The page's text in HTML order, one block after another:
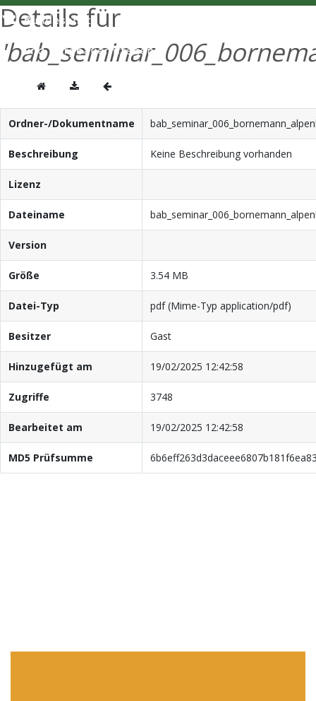
Details für
Ordner-/Dokumentname
Beschreibung Keine Beschreibung vorhanden
Lizenz
Dateiname
Version
Größe 3.54 MB
Datei-Typ pdf (Mime-Typ application/pdf)
Besitzer Gast
Hinzugefügt am 19/02/2025 12:42:58
Zugriffe 3748
Bearbeitet am 19/02/2025 12:42:58
MD5 Prüfsumme